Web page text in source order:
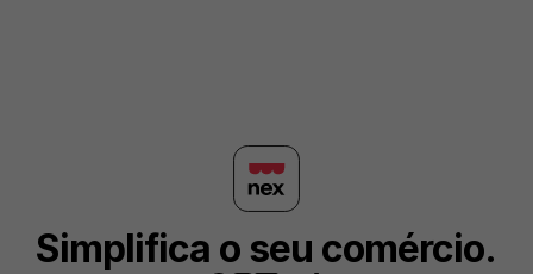
Simplifica o seu comércio.